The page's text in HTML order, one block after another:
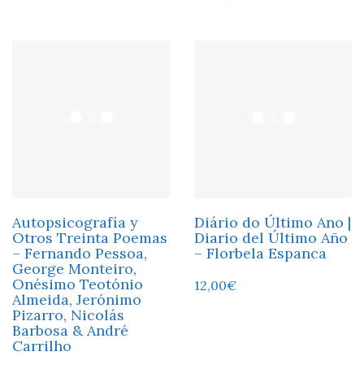
Autopsicografía y
Otros Treinta Poemas
– Fernando Pessoa,
George Monteiro,
Onésimo Teotónio
Almeida, Jerónimo
Pizarro, Nicolás
Barbosa & André
Carrilho
Diário do Último Ano |
Diario del Último Año
– Florbela Espanca
12,00€